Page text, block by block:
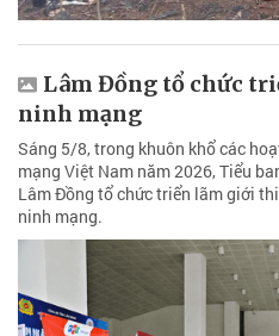
Lâm Đồng tổ chức
ninh mạng
Sáng 5/8, trong khuôn khổ các
mạng Việt Nam năm 2026, Tiểu
Lâm Đồng tổ chức triển lãm giới
ninh mạng.